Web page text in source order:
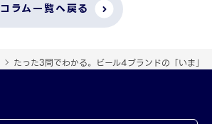
コラム一覧へ戻る
たった3問でわかる。ビール4ブランドの「いま」